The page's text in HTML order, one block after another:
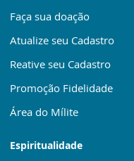
Faça sua doação
Atualize seu Cadastro
Reative seu Cadastro
Promoção Fidelidade
Área do Mílite
Espiritualidade